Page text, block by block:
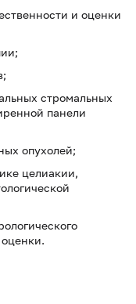
и оценки
стромальных
панели
опухолей;
целиакии,